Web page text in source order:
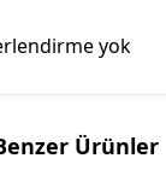
yok
Ürünler